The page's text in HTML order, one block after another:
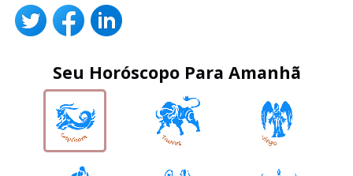
Seu Horóscopo Para Amanhã